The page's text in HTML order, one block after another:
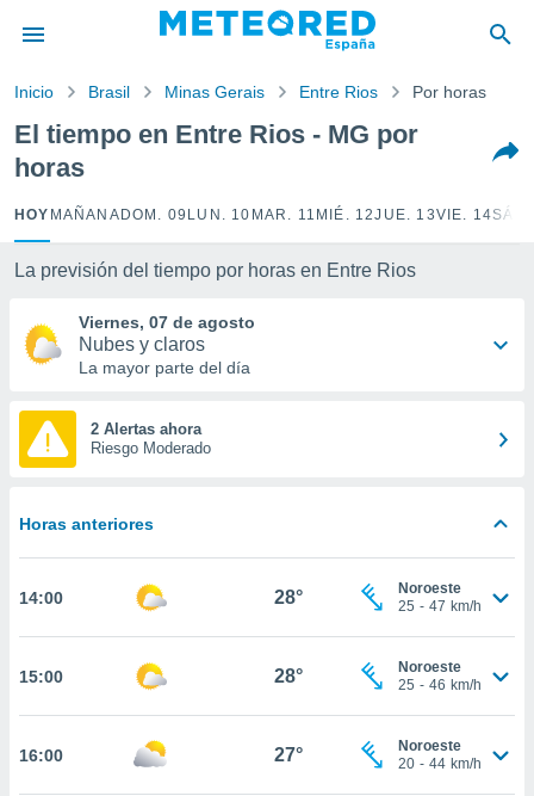
por
para
la
calidad.
a este
las
y
forma
basada
permite
seguir
coste.
botón
a la
todas
Inicio Brasil Minas Gerais Entre Rios Por horas
El tiempo en Entre Rios - MG por
horas
HOY MAÑANA DOM. 09 LUN. 10 MAR. 11 MIÉ. 12JUE. 13VIE. 14
La previsión del tiempo por horas en Entre Rios
Viernes, 07 de agosto
Nubes y claros
La mayor parte del día
2 Alertas ahora
Riesgo Moderado
Horas anteriores
14:00 28°
Noroeste
25 - 47 km/h
15:00 28°
Noroeste
25 - 46 km/h
16:00 27°
Noroeste
20 - 44 km/h